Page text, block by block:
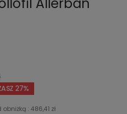
27%
obniżką : 486,41 zł